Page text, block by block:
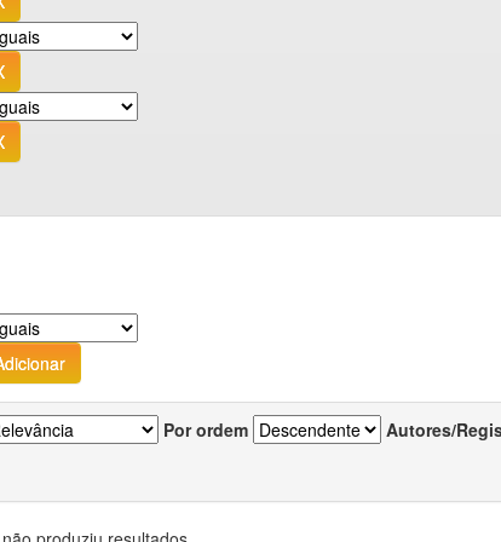
Por ordem Autores/